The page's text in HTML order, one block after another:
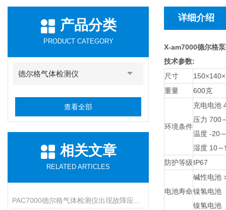
产品分类
PRODUCT CATEGORY
德尔格气体检测仪
查看全部
相关文章
RELATED ARTICLES
详细介绍
X-am7000德尔格
技术参数:
尺寸
重量
600克
环境条件
充电电池
压力 700
温度 -20
湿度 10
防护等级IP67
电池寿命
碱性电池
镍氢电池
镍氢电池